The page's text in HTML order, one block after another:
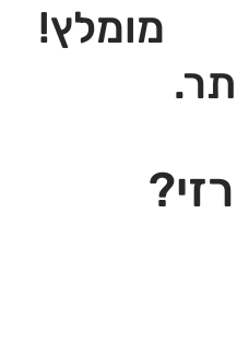
מומלץ!